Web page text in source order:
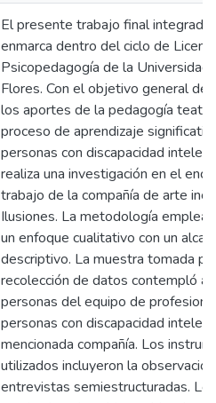
El presente trabajo final
enmarca dentro del ciclo de
Psicopedagogía de la Universidad
Flores. Con el objetivo general de
los aportes de la pedagogía
proceso de aprendizaje
personas con discapacidad
realiza una investigación en el
trabajo de la compañía de arte
Ilusiones. La metodología
un enfoque cualitativo con un
descriptivo. La muestra tomada
recolección de datos contempló a
personas del equipo de
personas con discapacidad
mencionada compañía. Los
utilizados incluyeron la
entrevistas semiestructuradas. Los